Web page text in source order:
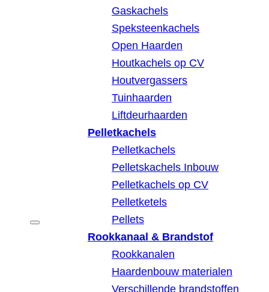
Gaskachels
Speksteenkachels
Open Haarden
Houtkachels op CV
Houtvergassers
Tuinhaarden
Liftdeurhaarden
Pelletkachels
Pelletkachels
Pelletskachels Inbouw
Pelletkachels op CV
Pelletketels
Pellets
Rookkanaal & Brandstof
Rookkanalen
Haardenbouw materialen
Verschillende brandstoffen